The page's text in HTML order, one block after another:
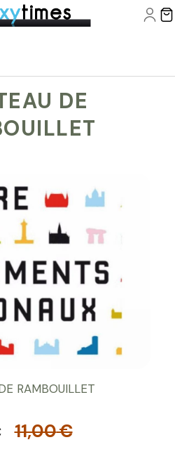
RAMBOUILLET
11,00€